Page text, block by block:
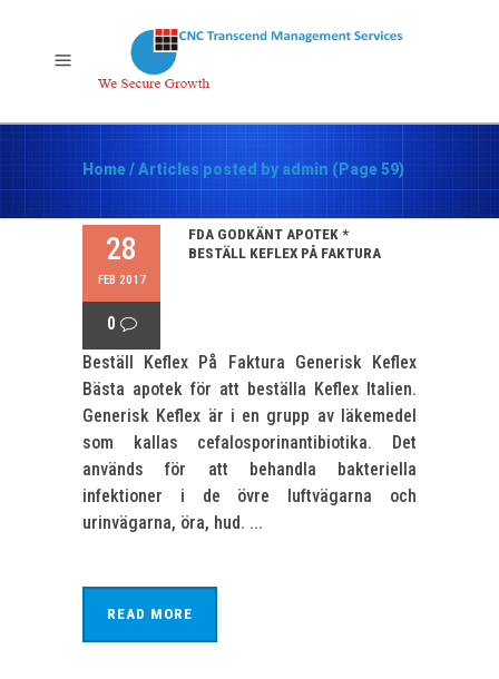
Home/Articles posted by admin (Page 59)
28
FEB 2017
0
FDA GODKÄNT APOTEK *
BESTÄLL KEFLEX PÅ FAKTURA
Beställ Keflex På Faktura Generisk Keflex
Bästa apotek för att beställa Keflex Italien.
Generisk Keflex är i en grupp av läkemedel
som kallas cefalosporinantibiotika. Det
används för att behandla bakteriella
infektioner i de övre luftvägarna och
urinvägarna, öra, hud. ...
READ MORE